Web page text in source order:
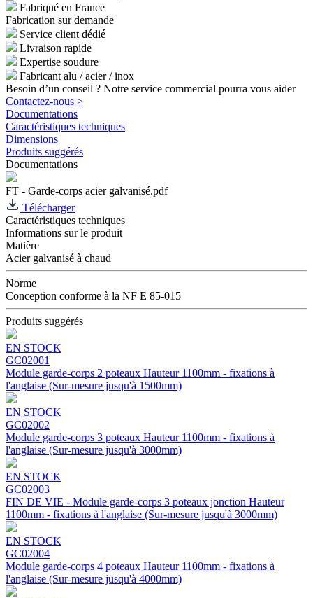
Fabriqué en France
Fabrication sur demande
Service client dédié
Livraison rapide
Expertise soudure
Fabricant alu / acier / inox
Besoin d’un conseil ? Notre service commercial pourra vous aider
Contactez-nous >
Documentations
Caractéristiques techniques
Dimensions
Produits suggérés
Documentations
FT - Garde-corps acier galvanisé.pdf
Télécharger
Caractéristiques techniques
Informations sur le produit
Matière
Acier galvanisé à chaud
Norme
Conception conforme à la NF E 85-015
Produits suggérés
EN STOCK
GC02001
Module garde-corps 2 poteaux Hauteur 1100mm - fixations à
l'anglaise (Sur-mesure jusqu'à 1500mm)
EN STOCK
GC02002
Module garde-corps 3 poteaux Hauteur 1100mm - fixations à
l'anglaise (Sur-mesure jusqu'à 3000mm)
EN STOCK
GC02003
FIN DE VIE - Module garde-corps 3 poteaux jonction Hauteur
1100mm - fixations à l'anglaise (Sur-mesure jusqu'à 3000mm)
EN STOCK
GC02004
Module garde-corps 4 poteaux Hauteur 1100mm - fixations à
l'anglaise (Sur-mesure jusqu'à 4000mm)